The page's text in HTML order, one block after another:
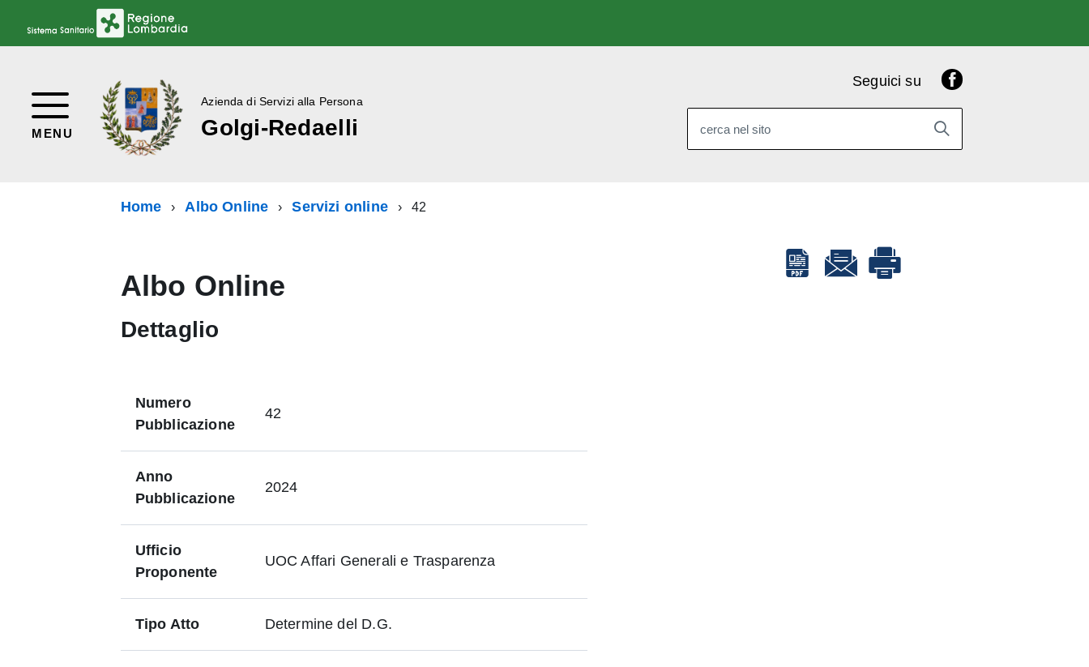
MENU
Azienda di Servizi alla Persona
Golgi-Redaelli
Seguici su
cerca nel sito
Home Albo Online Servizi online 42
Albo Online
Dettaglio
Numero
Pubblicazione
42
Anno
Pubblicazione
2024
Ufficio
Proponente
UOC Affari Generali e Trasparenza
Tipo Atto Determine del D.G.